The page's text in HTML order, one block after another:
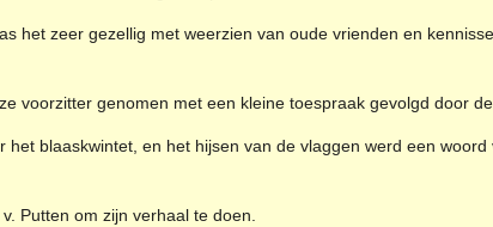
het zeer gezellig met weerzien van oude vrienden en
voorzitter genomen met een kleine toespraak gevolgd door
het blaaskwintet, en het hijsen van de vlaggen werd een
Putten om zijn verhaal te doen.